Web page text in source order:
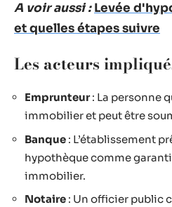
A voir aussi : Levée
et quelles étapes suivre
Les acteurs
Emprunteur: La personne
immobilier et peut être
Banque : L’établissement
hypothèque comme
immobilier.
Notaire : Un officier public